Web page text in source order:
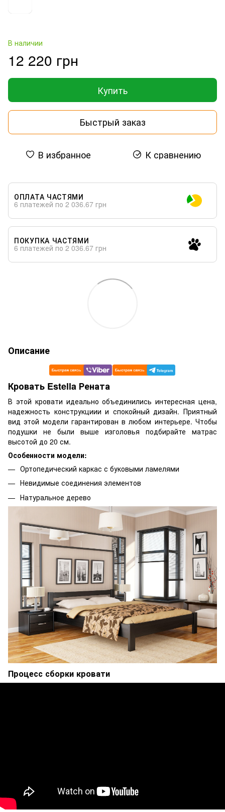
В наличии
12 220 грн
Купить
Быстрый заказ
В избранное К сравнению
ОПЛАТА ЧАСТЯМИ
6 платежей по 2 036.67 грн
ПОКУПКА ЧАСТЯМИ
6 платежей по 2 036.67 грн
Описание
Кровать Estella Рената
В этой кровати идеально объединились интересная цена,
надежность конструкциии и спокойный дизайн. Приятный
вид этой модели гарантирован в любом интерьере. Чтобы
подушки не были выше изголовья подбирайте матрас
высотой до 20 см.
Особенности модели:
Ортопедический каркас с буковыми ламелями
Невидимые соединения элементов
Натуральное дерево
Процесс сборки кровати